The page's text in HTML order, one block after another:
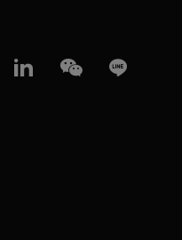
linkedInWeChatLine